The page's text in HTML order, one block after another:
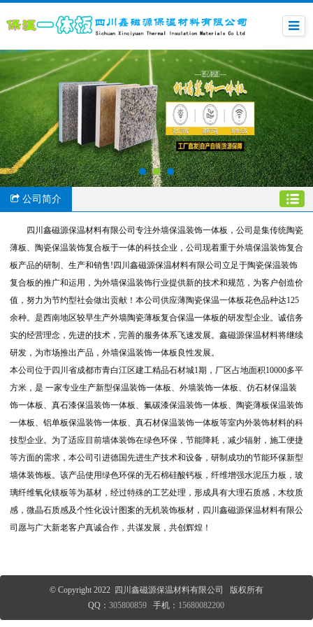
公司简介
四川鑫磁源保温材料有限公司专注外墙保温装饰一体板，公司是集传统陶瓷
薄板、陶瓷保温装饰复合板于一体的科技企业，公司现着重于外墙保温装饰复合
板产品的研制、生产和销售!四川鑫磁源保温材料有限公司立足于陶瓷保温装饰
复合板的推广和运用，为外墙保温装饰行业提供新的技术和规范，为客户创造价
值，努力为节约型社会做出贡献！本公司供应薄陶瓷保温一体板花色品种达125
余种。是西南地区较早生产外墙陶瓷薄板复合保温一体板的研发型企业。诚信务
实的经营理念，先进的技术，完善的服务体系飞速发展。鑫磁源保温材料将继续
研发，为市场推出产品，外墙保温装饰一体板良性发展。
本公司位于四川省成都市青白江区建工精品石材城1期，厂区占地面积10000多平
方米，是 一家专业生产新型保温装饰一体板、外墙装饰一体板、仿石材保温装
饰一体板、真石漆保温装饰一体板、氟碳漆保温装饰一体板、陶瓷薄板保温装饰
一体板、铝单板保温装饰一体板、真石材保温装饰一体板等室内外装饰材料的科
技型企业。为了适应目前墙体装饰在绿色环保，节能降耗，减少辐射，施工便捷
等方面的需求，本公司引进德国先进生产技术和设备，研制成功的节能环保新型
墙体装饰板。该产品使用绿色环保的无石棉硅酸钙板，纤维增强水泥压力板，玻
璃纤维氧化镁板等为基材，经过特殊的工艺处理，形成具有大理石质感，木纹质
感，微晶石质感及个性化设计图案的无机装饰板材，四川鑫磁源保温材料有限公
司愿与广大新老客户真诚合作，共谋发展，共创辉煌！
© Copyright 2022 四川鑫磁源保温材料有限公司 版权所有
QQ：305800859 手机： 15680082200